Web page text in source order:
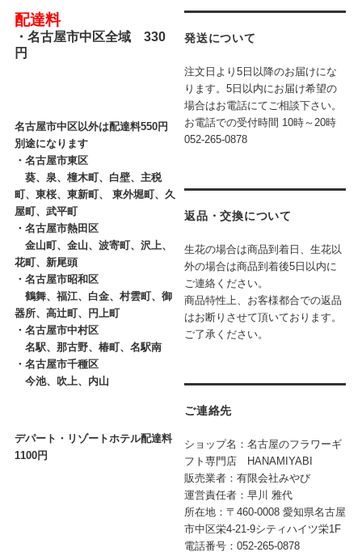
配達料
・ 名古屋市中区全域 330
円
名古屋市中区以外は配達料550円
別途になります
・ 名古屋市東区
葵、泉、橦木町、白壁、主税
町、東桜、東新町、 東外堀町、久
屋町、武平町
・ 名古屋市熱田区
金山町、金山、波寄町、沢上、
花町、新尾頭
・ 名古屋市昭和区
鶴舞、福江、白金、村雲町、御
器所、高辻町、円上町
・ 名古屋市中村区
名駅、那古野、椿町、名駅南
・ 名古屋市千種区
今池、吹上、内山
デパート・リゾートホテル配達料
1100円
発送について
注文日より5日以降のお届けにな
ります。5日以内にお届け希望の
場合はお電話にてご相談下さい。
お電話での受付時間 10時～20時
052-265-0878
返品・交換について
生花の場合は商品到着日、生花以
外の場合は商品到着後5日以内に
ご連絡ください。
商品特性上、お客様都合での返品
はお断りさせて頂いております。
ご了承ください。
ご連絡先
ショップ名：名古屋のフラワーギ
フト専門店 HANAMIYABI
販売業者：有限会社みやび
運営責任者：早川 雅代
所在地：〒460-0008 愛知県名古屋
市中区栄4-21-9シティハイツ栄1F
電話番号：052-265-0878